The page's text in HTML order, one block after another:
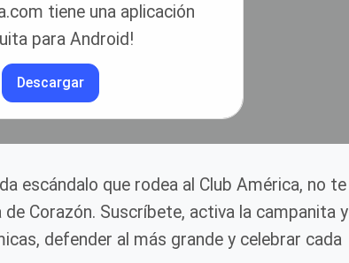
tiene una aplicación
para Android!
Descargar
escándalo que rodea al Club América, no te
Corazón. Suscríbete, activa la campanita y
defender al más grande y celebrar cada